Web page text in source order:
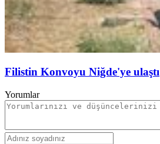
Filistin Konvoyu Niğde'ye ulaştı
Yorumlar